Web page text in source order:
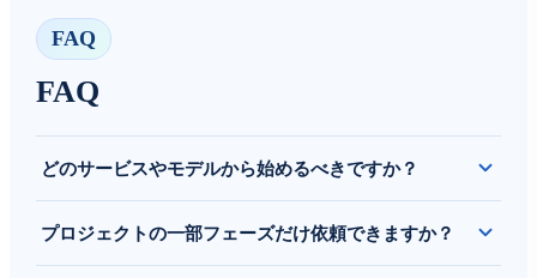
FAQ
FAQ
どのサービスやモデルから始めるべきですか？
認したうえで、最適なサービス範囲と進め方をご提案しま
す。
プロジェクトの一部フェーズだけ依頼できますか？